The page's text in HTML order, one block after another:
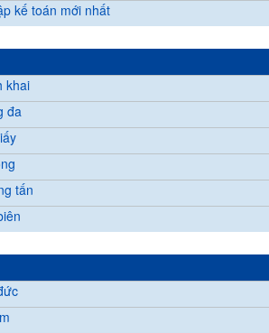
kế toán mới nhất
khai
đa
tấn